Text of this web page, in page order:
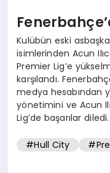
Kulübün eski
isimlerinden Acun
Premier Lig’e
karşılandı.
medya hesabından
yönetimini ve Acun
Lig’de başarılar diledi.
#Hull City